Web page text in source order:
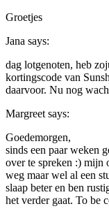
Groetjes
Jana says:
dag lotgenoten, heb
kortingscode van
daarvoor. Nu nog
Margreet says:
Goedemorgen,
sinds een paar weken
over te spreken :) mijn
weg maar wel al een
slaap beter en ben
het verder gaat. To be